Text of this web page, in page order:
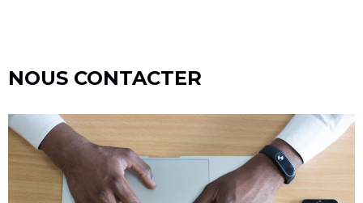
NOUS CONTACTER